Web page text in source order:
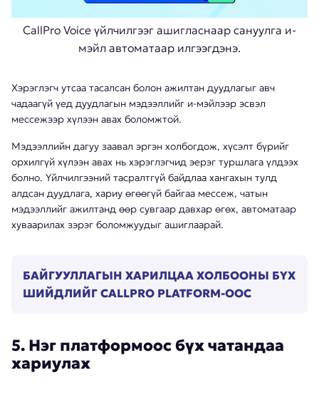
CallPro Voice үйлчилгээг ашигласнаар сануулга и-
мэйл автоматаар илгээгдэнэ.
Хэрэглэгч утсаа тасалсан болон ажилтан дуудлагыг авч
чадаагүй үед дуудлагын мэдээллийг и-мэйлээр эсвэл
мессежээр хүлээн авах боломжтой.
Мэдээллийн дагуу заавал эргэн холбогдож, хүсэлт бүрийг
орхилгүй хүлээн авах нь хэрэглэгчид эерэг туршлага үлдээх
болно. Үйлчилгээний тасралтгүй байдлаа хангахын тулд
алдсан дуудлага, хариу өгөөгүй байгаа мессеж, чатын
мэдээллийг ажилтанд өөр сувгаар давхар өгөх, автоматаар
хуваарилах зэрэг боломжуудыг ашиглаарай.
БАЙГУУЛЛАГЫН ХАРИЛЦАА ХОЛБООНЫ БҮХ
ШИЙДЛИЙГ CALLPRO PLATFORM-ООС
5. Нэг платформоос бүх чатандаа
хариулах